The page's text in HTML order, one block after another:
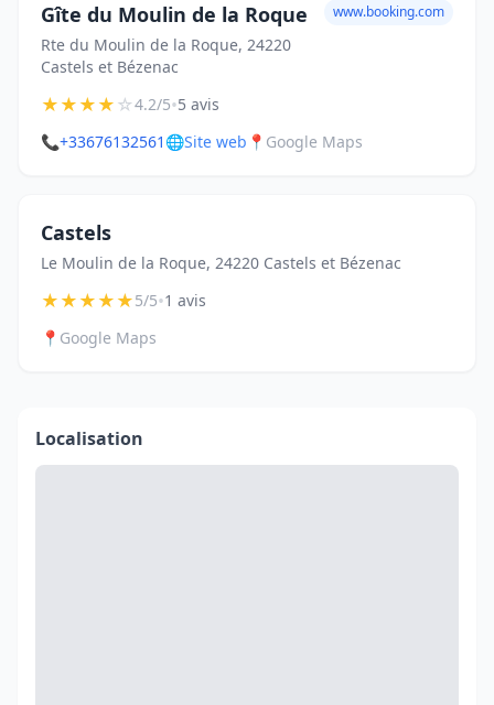
Gîte du Moulin de la Roque
Rte du Moulin de la Roque, 24220
Castels et Bézenac
www.booking.com
★★★★☆4.2/5•5 avis
📞+33676132561 🌐Site web 📍 Google Maps
Castels
Le Moulin de la Roque, 24220 Castels et Bézenac
★★★★★5/5•1 avis
📍 Google Maps
Localisation